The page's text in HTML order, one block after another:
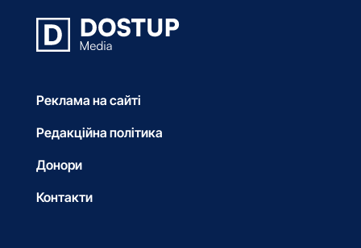
Реклама на сайті
Редакційна політика
Донори
Контакти